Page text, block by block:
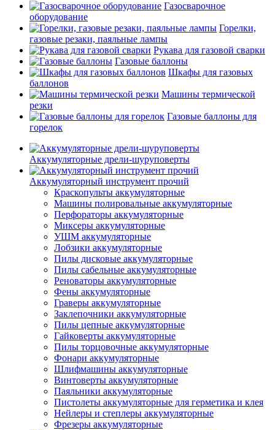
Газосварочное
оборудование
Горелки,
газовые резаки, паяльные лампы
Рукава для газовой сварки
Газовые баллоны
Шкафы для газовых
баллонов
Машины термической
резки
Газовые баллоны для
горелок
Аккумуляторные дрели-шуруповерты
Аккумуляторный инструмент прочий
Краскопульты аккумуляторные
Машины полировальные аккумуляторные
Перфораторы аккумуляторные
Миксеры аккумуляторные
УШМ аккумуляторные
Лобзики аккумуляторные
Пилы дисковые аккумуляторные
Пилы сабельные аккумуляторные
Реноваторы аккумуляторные
Фены аккумуляторные
Граверы аккумуляторные
Заклепочники аккумуляторные
Пилы цепные аккумуляторные
Гайковерты аккумуляторные
Пилы торцовочные аккумуляторные
Фонари аккумуляторные
Шлифмашины аккумуляторные
Винтоверты аккумуляторные
Паяльники аккумуляторные
Пистолеты аккумуляторные для герметика и клея
Нейлеры и степлеры аккумуляторные
Фрезеры аккумуляторные